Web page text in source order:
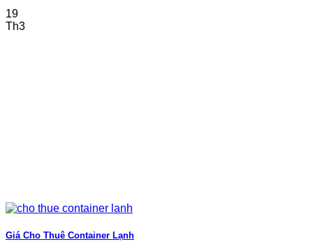
19
Th3
Giá Cho Thuê Container Lạnh